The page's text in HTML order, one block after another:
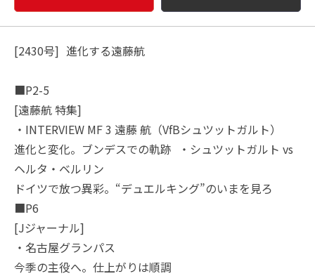
[2430号] 進化する遠藤航
■P2-5
[遠藤航 特集]
・INTERVIEW MF 3 遠藤 航（VfBシュツットガルト）
進化と変化。ブンデスでの軌跡 ・シュツットガルト vs
ヘルタ・ベルリン
ドイツで放つ異彩。“デュエルキング”のいまを見ろ
■P6
[Jジャーナル]
・名古屋グランパス
今季の主役へ。仕上がりは順調